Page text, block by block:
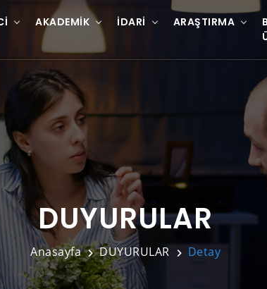
AKADEMIK İDARI ARAŞTIRMA
DUYURULAR
Anasayfa DUYURULAR Detay